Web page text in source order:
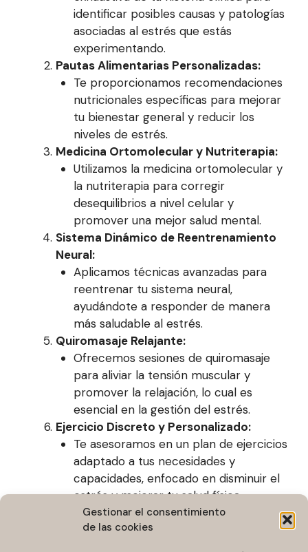
Gestionar el consentimiento
de las cookies
identificar posibles causas y patologías
asociadas al estrés que estás
experimentando.
Pautas Alimentarias Personalizadas:
Te proporcionamos recomendaciones
nutricionales específicas para mejorar
tu bienestar general y reducir los
niveles de estrés.
Medicina Ortomolecular y Nutriterapia:
Utilizamos la medicina ortomolecular y
la nutriterapia para corregir
desequilibrios a nivel celular y
promover una mejor salud mental.
Sistema Dinámico de Reentrenamiento
Neural:
Aplicamos técnicas avanzadas para
reentrenar tu sistema neural,
ayudándote a responder de manera
más saludable al estrés.
Quiromasaje Relajante:
Ofrecemos sesiones de quiromasaje
para aliviar la tensión muscular y
promover la relajación, lo cual es
esencial en la gestión del estrés.
Ejercicio Discreto y Personalizado:
Te asesoramos en un plan de ejercicios
adaptado a tus necesidades y
capacidades, enfocado en disminuir el
estrés y mejorar tu salud física.
Da el Primer Paso hacia una Vida Libre de